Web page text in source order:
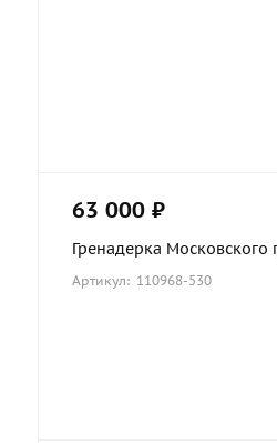
63 000 ₽
Гренадерка Московского
Артикул: 110968-530